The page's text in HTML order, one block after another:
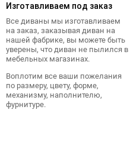
Изготавливаем под заказ
Все диваны мы изготавливаем
на заказ, заказывая диван на
нашей фабрике, вы можете быть
уверены, что диван не пылился в
мебельных магазинах.
Воплотим все ваши пожелания
по размеру, цвету, форме,
механизму, наполнителю,
фурнитуре.